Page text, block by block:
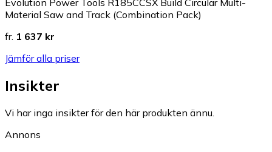
Evolution Power Tools R185CCSX Build Circular Multi-
Material Saw and Track (Combination Pack)
fr. 1 637 kr
Jämför alla priser
Insikter
Vi har inga insikter för den här produkten ännu.
Annons